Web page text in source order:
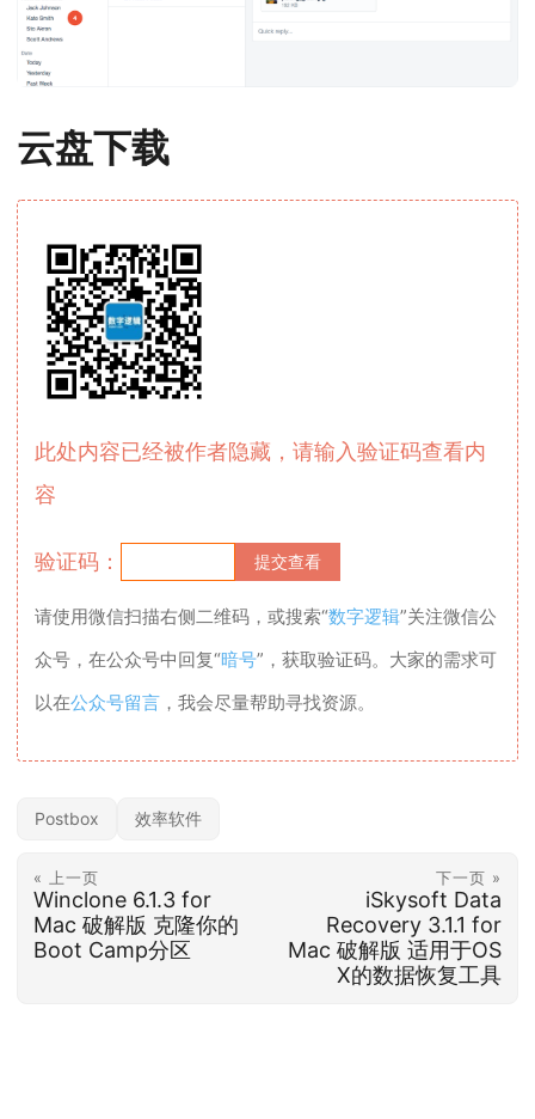
云盘下载
此处内容已经被作者隐藏，请输入验证码查看内
容
验证码：
请使用微信扫描右侧二维码，或搜索“数字逻辑”关注微信公
众号，在公众号中回复“暗号”，获取验证码。大家的需求可
以在公众号留言 ，我会尽量帮助寻找资源。
Postbox 效率软件
« 上一页
Winclone 6.1.3 for
Mac 破解版 克隆你的
Boot Camp分区
下一页 »
iSkysoft Data
Recovery 3.1.1 for
Mac 破解版 适用于OS
X的数据恢复工具